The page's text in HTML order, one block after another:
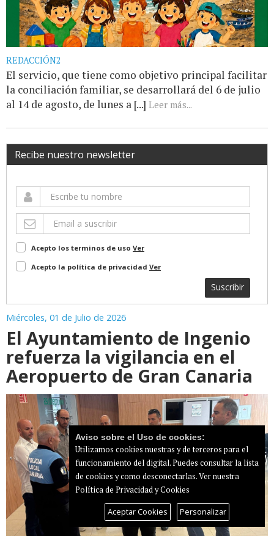
REDACCIÓN2
El servicio, que tiene como objetivo principal facilitar
la conciliación familiar, se desarrollará del 6 de julio
al 14 de agosto, de lunes a [...] Leer más...
Recibe nuestro newsletter
Acepto los terminos de uso Ver
Acepto la política de privacidad Ver
Suscribir
Miércoles, 01 de Julio de 2026
El Ayuntamiento de Ingenio
refuerza la vigilancia en el
Aeropuerto de Gran Canaria
Aviso sobre el Uso de cookies:
Utilizamos cookies nuestras y de terceros para el
funcionamiento del digital. Puedes consultar la lista
de cookies y como desconectarlas.Ver nuestra
Política de Privacidad y Cookies
Aceptar Cookies Personalizar